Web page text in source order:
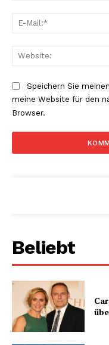
Speichern Sie
meine Website für den
Browser.
Beliebt